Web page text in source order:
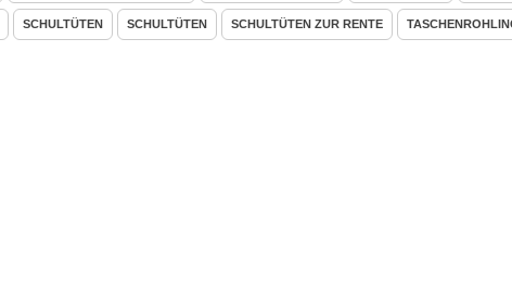
SCHULTÜTEN SCHULTÜTEN SCHULTÜTEN ZUR RENTE